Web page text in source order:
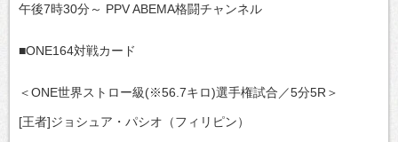
午後7時30分～ PPV ABEMA格闘チャンネル
■ONE164対戦カード
＜ONE世界ストロー級(※56.7キロ)選手権試合／5分5R＞
[王者]ジョシュア・パシオ（フィリピン）